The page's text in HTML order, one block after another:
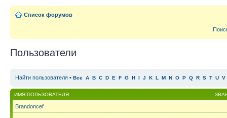
Список форумов
Пользователи
Найти пользователя • Все A B C D E F G H I J K L M N O P Q R S T U V
ИМЯ ПОЛЬЗОВАТЕЛЯ
Brandoncef